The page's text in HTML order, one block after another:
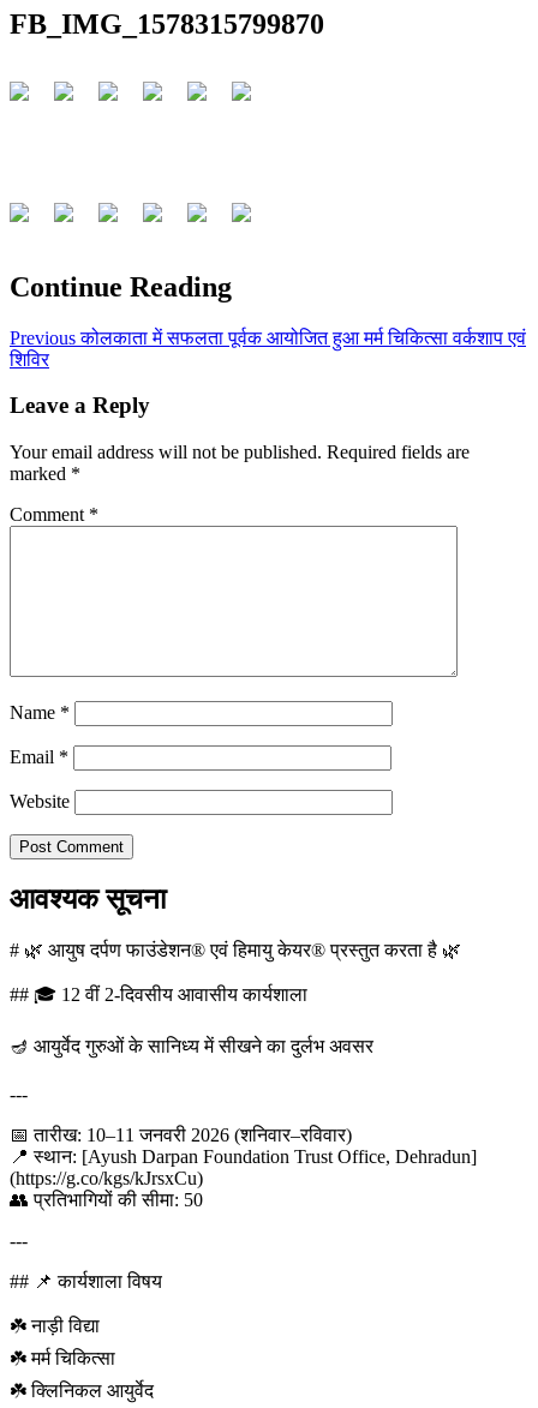
FB_IMG_1578315799870
Continue Reading
Previousकोलकाता में सफलता पूर्वक आयोजित हुआ मर्म चिकित्सा वर्कशाप एवं
शिविर
Leave a Reply
Your email address will not be published. Required fields are
marked *
Comment *
Name *
Email *
Website
आवश्यक सूचना
# 🌿 आयुष दर्पण फाउंडेशन® एवं हिमायु केयर® प्रस्तुत करता है 🌿
## 🎓 12 वीं 2-दिवसीय आवासीय कार्यशाला
🪔 आयुर्वेद गुरुओं के सानिध्य में सीखने का दुर्लभ अवसर
---
📅 तारीख: 10–11 जनवरी 2026 (शनिवार–रविवार)
📍 स्थान: [Ayush Darpan Foundation Trust Office, Dehradun]
(https://g.co/kgs/kJrsxCu)
👥 प्रतिभागियों की सीमा: 50
---
## 📌 कार्यशाला विषय
☘️ नाड़ी विद्या
☘️ मर्म चिकित्सा
☘️ क्लिनिकल आयुर्वेद